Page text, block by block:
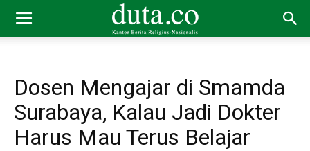
Dosen Mengajar di Smamda
Surabaya, Kalau Jadi Dokter
Harus Mau Terus Belajar